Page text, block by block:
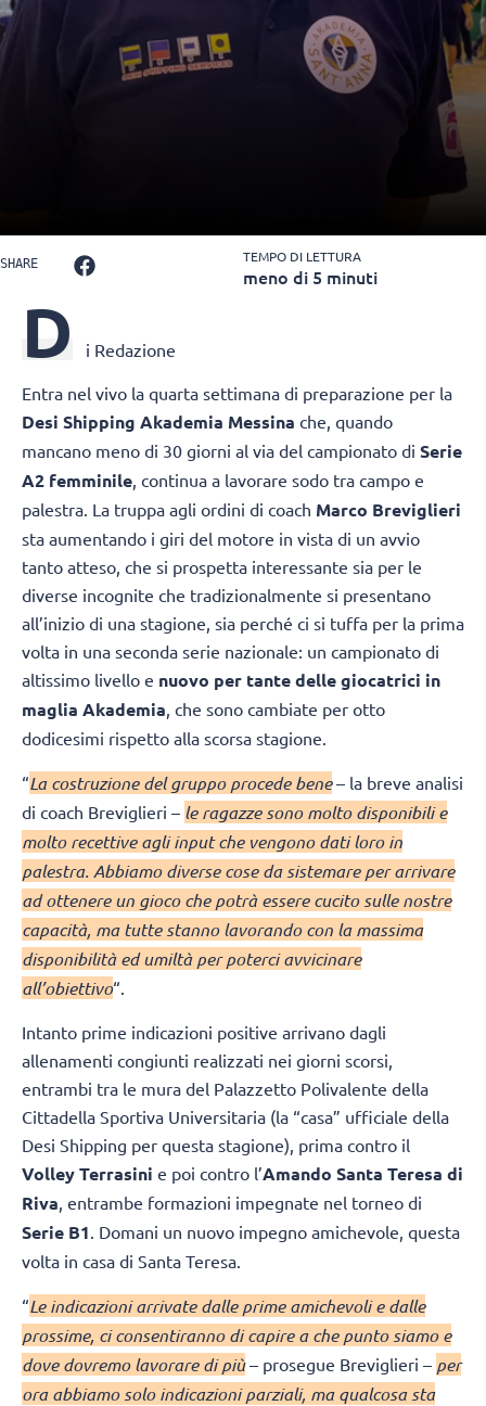
SHARE TEMPO DI LETTURA
meno di 5 minuti
D i Redazione
Entra nel vivo la quarta settimana di preparazione per la
Desi Shipping Akademia Messina che, quando
mancano meno di 30 giorni al via del campionato di Serie
A2 femminile, continua a lavorare sodo tra campo e
palestra. La truppa agli ordini di coach Marco Breviglieri
sta aumentando i giri del motore in vista di un avvio
tanto atteso, che si prospetta interessante sia per le
diverse incognite che tradizionalmente si presentano
all’inizio di una stagione, sia perché ci si tuffa per la prima
volta in una seconda serie nazionale: un campionato di
altissimo livello e nuovo per tante delle giocatrici in
maglia Akademia, che sono cambiate per otto
dodicesimi rispetto alla scorsa stagione.
“La costruzione del gruppo procede bene– la breve analisi
di coach Breviglieri – le ragazze sono molto disponibili e
molto recettive agli input che vengono dati loro in
palestra. Abbiamo diverse cose da sistemare per arrivare
ad ottenere un gioco che potrà essere cucito sulle nostre
capacità, ma tutte stanno lavorando con la massima
disponibilità ed umiltà per poterci avvicinare
all’obiettivo“.
Intanto prime indicazioni positive arrivano dagli
allenamenti congiunti realizzati nei giorni scorsi,
entrambi tra le mura del Palazzetto Polivalente della
Cittadella Sportiva Universitaria (la “casa” ufficiale della
Desi Shipping per questa stagione), prima contro il
Volley Terrasini e poi contro l’Amando Santa Teresa di
Riva, entrambe formazioni impegnate nel torneo di
Serie B1. Domani un nuovo impegno amichevole, questa
volta in casa di Santa Teresa.
“Le indicazioni arrivate dalle prime amichevoli e dalle
prossime, ci consentiranno di capire a che punto siamo e
dove dovremo lavorare di più– prosegue Breviglieri – per
ora abbiamo solo indicazioni parziali, ma qualcosa sta